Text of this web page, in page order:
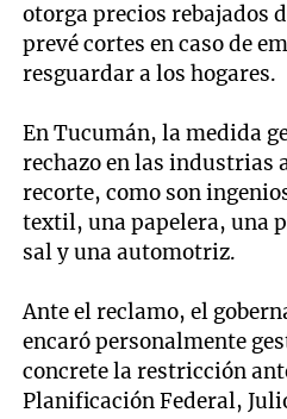
otorga precios rebajados
prevé cortes en caso de
resguardar a los hogares.
En Tucumán, la medida
rechazo en las industrias
recorte, como son
textil, una papelera, una
sal y una automotriz.
Ante el reclamo, el
encaró personalmente
concrete la restricción
Planificación Federal,